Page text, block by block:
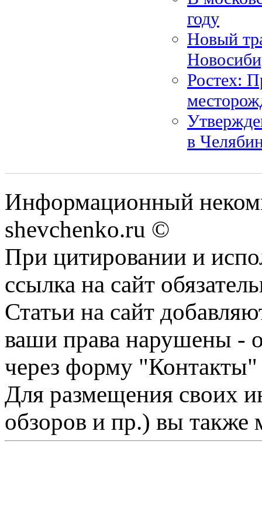
году
Новый
Ростех:
в
Информационный
shevchenko.ru ©
При цитировании и
ссылка на сайт
Статьи на сайт
ваши права нарушены -
через форму "Контакты"
Для размещения своих
обзоров и пр.) вы также